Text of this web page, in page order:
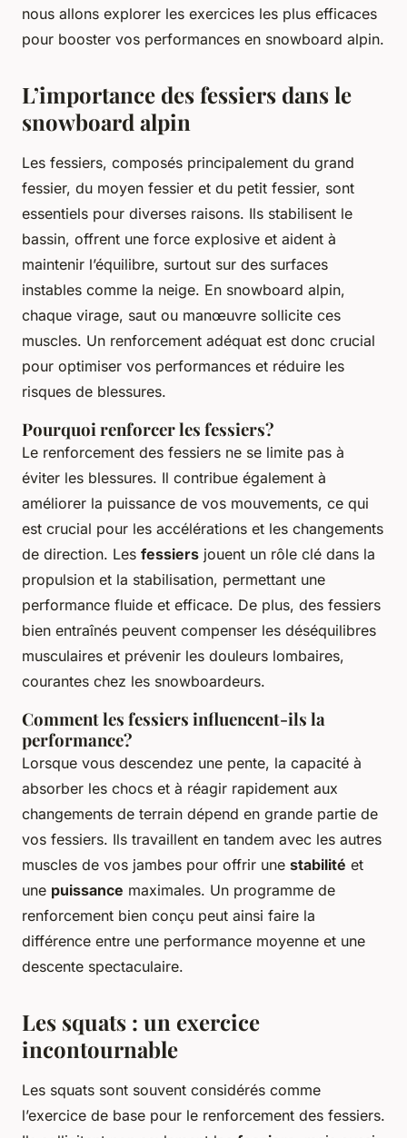
nous allons explorer les exercices les plus efficaces
pour booster vos performances en snowboard alpin.
L’importance des fessiers dans le
snowboard alpin
Les fessiers, composés principalement du grand
fessier, du moyen fessier et du petit fessier, sont
essentiels pour diverses raisons. Ils stabilisent le
bassin, offrent une force explosive et aident à
maintenir l’équilibre, surtout sur des surfaces
instables comme la neige. En snowboard alpin,
chaque virage, saut ou manœuvre sollicite ces
muscles. Un renforcement adéquat est donc crucial
pour optimiser vos performances et réduire les
risques de blessures.
Pourquoi renforcer les fessiers?
Le renforcement des fessiers ne se limite pas à
éviter les blessures. Il contribue également à
améliorer la puissance de vos mouvements, ce qui
est crucial pour les accélérations et les changements
de direction. Les fessiers jouent un rôle clé dans la
propulsion et la stabilisation, permettant une
performance fluide et efficace. De plus, des fessiers
bien entraînés peuvent compenser les déséquilibres
musculaires et prévenir les douleurs lombaires,
courantes chez les snowboardeurs.
Comment les fessiers influencent-ils la
performance?
Lorsque vous descendez une pente, la capacité à
absorber les chocs et à réagir rapidement aux
changements de terrain dépend en grande partie de
vos fessiers. Ils travaillent en tandem avec les autres
muscles de vos jambes pour offrir une stabilité et
une puissance maximales. Un programme de
renforcement bien conçu peut ainsi faire la
différence entre une performance moyenne et une
descente spectaculaire.
Les squats : un exercice
incontournable
Les squats sont souvent considérés comme
l’exercice de base pour le renforcement des fessiers.